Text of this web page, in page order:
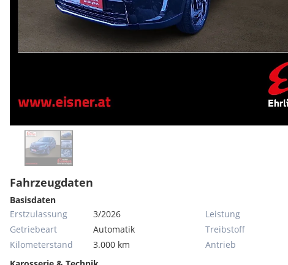
Fahrzeugdaten
Basisdaten
Erstzulassung
3/2026
Getriebeart
Automatik
Kilometerstand
3.000 km
Leistung
Treibstoff
Antrieb